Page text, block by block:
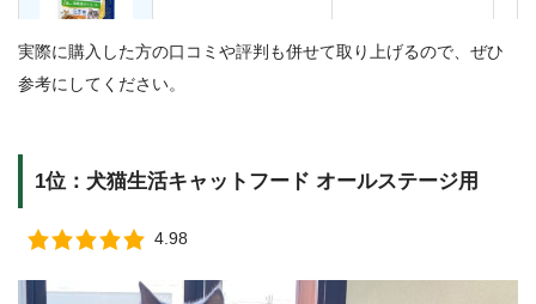
MiawMiaw
4.48 270g、580g、1.08kg シニ
実際に購入した方の口コミや評判も併せて取り上げるので、ぜひ
参考にしてください。
1位：犬猫生活キャットフード オールステージ用
4.98